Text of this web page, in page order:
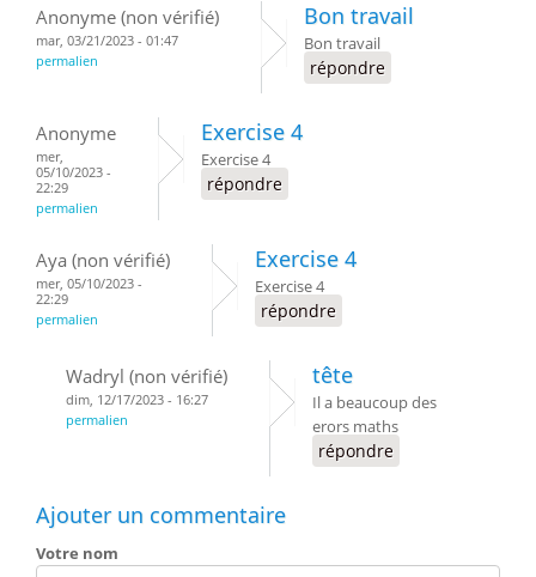
Anonyme (non vérifié)
mar, 03/21/2023 - 01:47
permalien
Bon travail
Bon travail
répondre
Anonyme
mer,
05/10/2023 -
22:29
permalien
Exercise 4
Exercise 4
répondre
Aya (non vérifié)
mer, 05/10/2023 -
22:29
permalien
Exercise 4
Exercise 4
répondre
Wadryl (non vérifié)
dim, 12/17/2023 - 16:27
permalien
tête
Il a beaucoup des
erors maths
répondre
Ajouter un commentaire
Votre nom